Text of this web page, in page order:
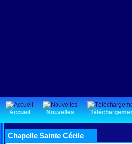
Accueil Nouvelles
Chapelle Sainte Cécile